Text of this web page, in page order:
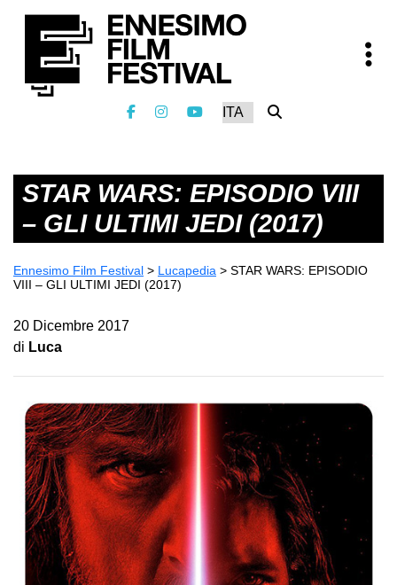
STAR WARS: EPISODIO VIII
– GLI ULTIMI JEDI (2017)
Ennesimo Film Festival > Lucapedia > STAR WARS: EPISODIO
VIII – GLI ULTIMI JEDI (2017)
20 Dicembre 2017
di Luca